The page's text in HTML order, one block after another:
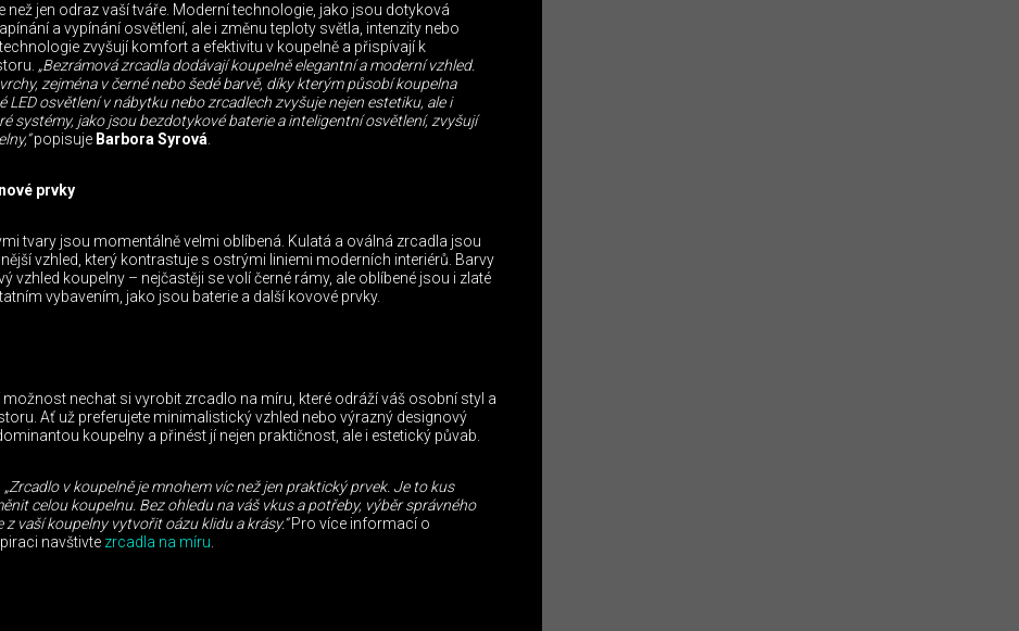
než jen odraz vaší tváře. Moderní technologie, jako jsou dotyková
a vypínání osvětlení, ale i změnu teploty světla, intenzity nebo
zvyšují komfort a efektivitu v koupelně a přispívají k
„Bezrámová zrcadla dodávají koupelně elegantní a moderní vzhled.
zejména v černé nebo šedé barvě, díky kterým působí koupelna
osvětlení v nábytku nebo zrcadlech zvyšuje nejen estetiku, ale i
systémy, jako jsou bezdotykové baterie a inteligentní osvětlení, zvyšují
popisuje Barbora Syrová.
prvky
tvary jsou momentálně velmi oblíbená. Kulatá a oválná zrcadla jsou
vzhled, který kontrastuje s ostrými liniemi moderních interiérů. Barvy
vzhled koupelny – nejčastěji se volí černé rámy, ale oblíbené jsou i zlaté
vybavením, jako jsou baterie a další kovové prvky.
možnost nechat si vyrobit zrcadlo na míru, které odráží váš osobní styl a
Ať už preferujete minimalistický vzhled nebo výrazný designový
koupelny a přinést jí nejen praktičnost, ale i estetický půvab.
„Zrcadlo v koupelně je mnohem víc než jen praktický prvek. Je to kus
celou koupelnu. Bez ohledu na váš vkus a potřeby, výběr správného
vaší koupelny vytvořit oázu klidu a krásy.“Pro více informací o
navštivte zrcadla na míru.